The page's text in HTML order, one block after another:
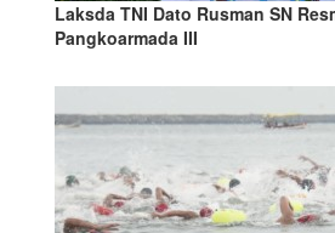
Laksda TNI Dato Rusman SN
Pangkoarmada III